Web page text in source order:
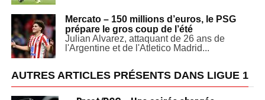
Mercato – 150 millions d’euros, le PSG
prépare le gros coup de l’été
Julian Alvarez, attaquant de 26 ans de
l'Argentine et de l'Atletico Madrid...
AUTRES ARTICLES PRÉSENTS DANS LIGUE 1